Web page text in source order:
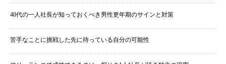
40代の一人社長が知っておくべき男性更年期のサインと対策
苦手なことに挑戦した先に待っている自分の可能性